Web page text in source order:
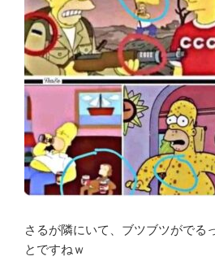
さるが隣にいて、ブツブツがでる
とですねｗ